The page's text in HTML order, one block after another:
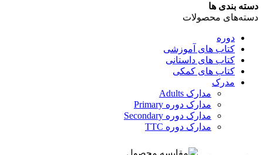
دسته بندی ها
دسته‌های محصولات
دوره
کتاب های آموزشی
کتاب های داستانی
کتاب های کمکی
مدرک
مدارک Adults
مدارک دوره Primary
مدارک دوره Secondary
مدارک دوره TTC